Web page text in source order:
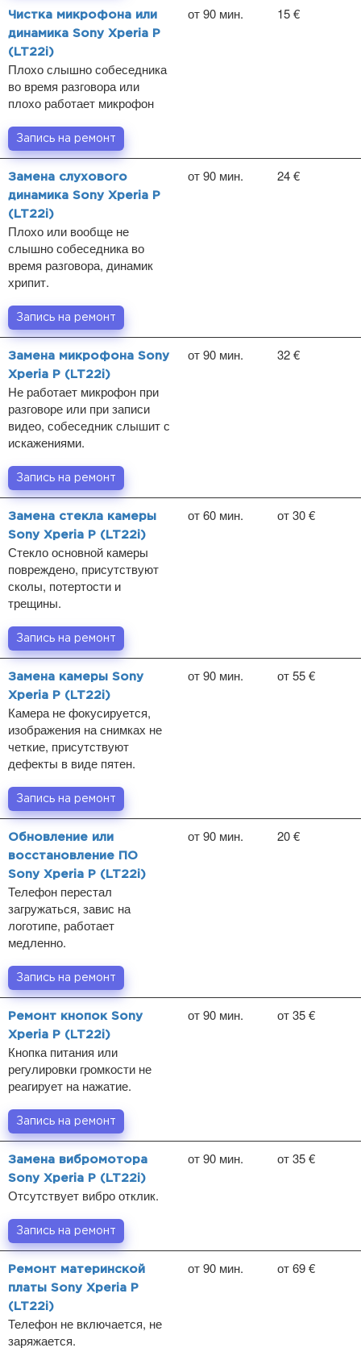
Чистка микрофона или
динамика Sony Xperia P
(LT22i)
Плохо слышно собеседника
во время разговора или
плохо работает микрофон
от 90 мин. 15 €
Запись на ремонт
Замена слухового
динамика Sony Xperia P
(LT22i)
Плохо или вообще не
слышно собеседника во
время разговора, динамик
хрипит.
от 90 мин. 24 €
Запись на ремонт
Замена микрофона Sony
Xperia P (LT22i)
Не работает микрофон при
разговоре или при записи
видео, собеседник слышит с
искажениями.
от 90 мин. 32 €
Запись на ремонт
Замена стекла камеры
Sony Xperia P (LT22i)
Стекло основной камеры
повреждено, присутствуют
сколы, потертости и
трещины.
от 60 мин. от 30 €
Запись на ремонт
Замена камеры Sony
Xperia P (LT22i)
Камера не фокусируется,
изображения на снимках не
четкие, присутствуют
дефекты в виде пятен.
от 90 мин. от 55 €
Запись на ремонт
Обновление или
восстановление ПО
Sony Xperia P (LT22i)
Телефон перестал
загружаться, завис на
логотипе, работает
медленно.
от 90 мин. 20 €
Запись на ремонт
Ремонт кнопок Sony
Xperia P (LT22i)
Кнопка питания или
регулировки громкости не
реагирует на нажатие.
от 90 мин. от 35 €
Запись на ремонт
Замена вибромотора
Sony Xperia P (LT22i)
Отсутствует вибро отклик.
от 90 мин. от 35 €
Запись на ремонт
Ремонт материнской
платы Sony Xperia P
(LT22i)
Телефон не включается, не
заряжается.
от 90 мин. от 69 €